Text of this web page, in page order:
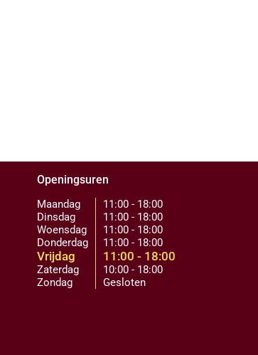
Openingsuren
Maandag
Dinsdag
Woensdag
Donderdag
Vrijdag
Zaterdag
Zondag
11:00 - 18:00
11:00 - 18:00
11:00 - 18:00
11:00 - 18:00
11:00 - 18:00
10:00 - 18:00
Gesloten